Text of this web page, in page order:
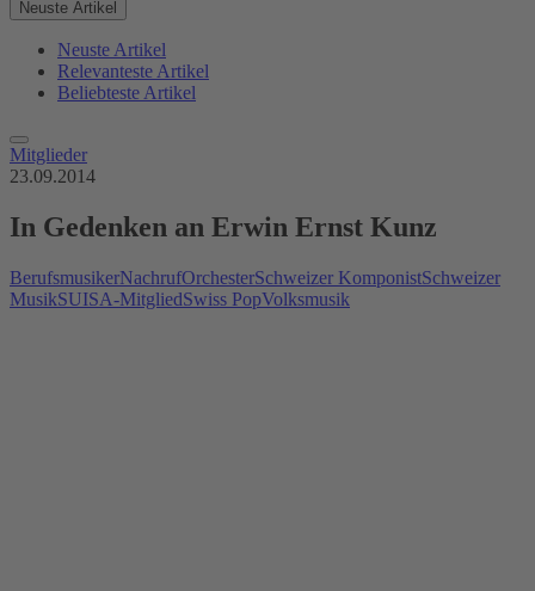
Neuste Artikel
Neuste Artikel
Relevanteste Artikel
Beliebteste Artikel
Mitglieder
23.09.2014
In Gedenken an Erwin Ernst Kunz
BerufsmusikerNachrufOrchesterSchweizer KomponistSchweizer
MusikSUISA-MitgliedSwiss PopVolksmusik